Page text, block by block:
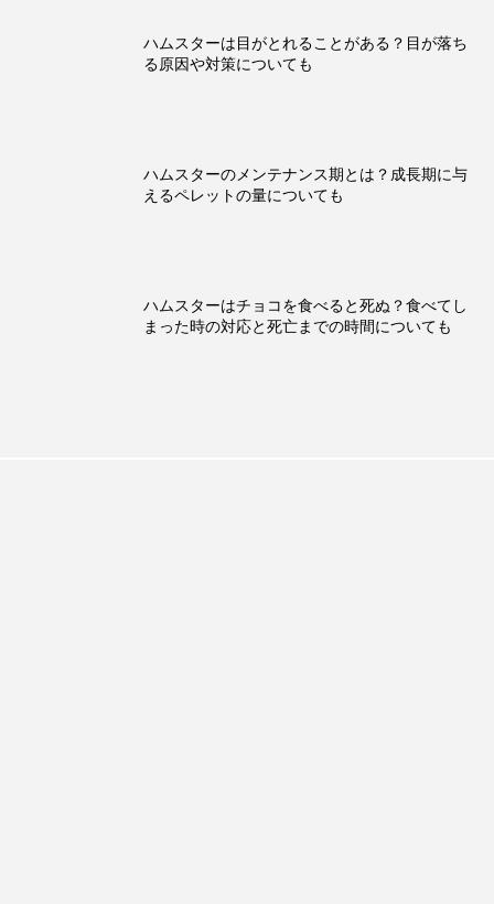
ハムスターは目がとれることがある？目が落ち
る原因や対策についても
ハムスターのメンテナンス期とは？成長期に与
えるペレットの量についても
ハムスターはチョコを食べると死ぬ？食べてし
まった時の対応と死亡までの時間についても